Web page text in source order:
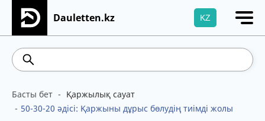
Dauletten.kz KZ
Сіздің өтінішіңіз сәтті жіберілді, Рақмет!
Басты бет
Қаржылық сауат
50-30-20 әдісі: Қаржыны дұрыс бөлудің тиімді жолы